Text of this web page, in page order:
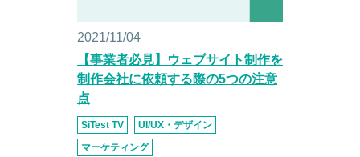
2021/11/04
【事業者必見】ウェブサイト制作を
制作会社に依頼する際の5つの注意
点
SiTest TV
UI/UX・デザイン
マーケティング